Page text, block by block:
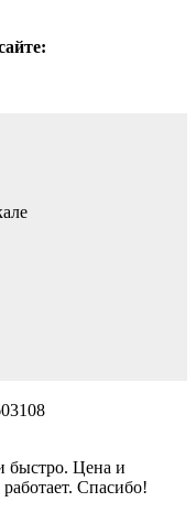
быстро. Цена и
Спасибо!